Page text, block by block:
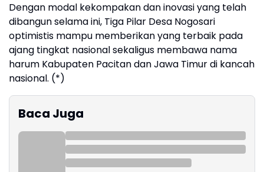
Dengan modal kekompakan dan inovasi yang telah
dibangun selama ini, Tiga Pilar Desa Nogosari
optimistis mampu memberikan yang terbaik pada
ajang tingkat nasional sekaligus membawa nama
harum Kabupaten Pacitan dan Jawa Timur di kancah
nasional. (*)
Baca Juga